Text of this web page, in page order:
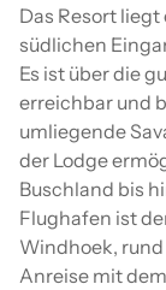
Das Resort liegt
südlichen
Es ist über die
erreichbar und
umliegende
der Lodge
Buschland bis
Flughafen ist
Windhoek,
Anreise mit